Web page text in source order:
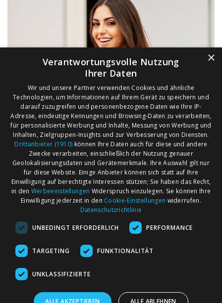
AGB
Impressum
Kontakt
Märkte nach Bundesländern
Märkte nach PLZ
Märkte nach Umkreis
Flohmarkt
×
Verantwortungsvolle Nutzung
Ihrer Daten
Wir und unsere Partner verwenden Cookies und ähnliche
Technologien, um Informationen auf Ihrem Gerät zu speichern und
darauf zuzugreifen und personenbezogene Daten wie Ihre IP-
Adresse, eindeutige Kennungen und Browsing-Daten zu verarbeiten,
für personalisierte Werbung und Inhalte, Messung von Werbung und
Inhalten, Zielgruppen-Insights und zur Verbesserung von Diensten.
Drittanbieter (1910) können Ihre Daten auch für diese und andere
Zwecke verarbeiten, einschließlich der Nutzung genauer
Geolokalisierungsdaten und Gerätemerkmale. Ihre Auswahl gilt nur
für diese Website. Einige Anbieter können sich statt auf Ihre
Einwilligung auf berechtigte Interessen stützen; Sie haben das Recht,
in den Werbeeinstellungen Widerspruch einzulegen. Sie können Ihre
Einwilligung jederzeit in den Cookie-Einstellungen widerrufen.
Datenschutzrichtlinie
UNBEDINGT ERFORDERLICH PERFORMANCE
TARGETING FUNKTIONALITÄT
UNKLASSIFIZIERTE
ALLE AKZEPTIEREN ALLE ABLEHNEN